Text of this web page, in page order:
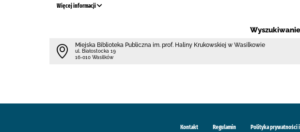
Więcej informacji
Miejska Biblioteka Publiczna im. prof. Haliny Krukowskiej w Wasilkowie
ul. Białostocka 19
16-010 Wasilków
Kontakt Regulamin Polityka